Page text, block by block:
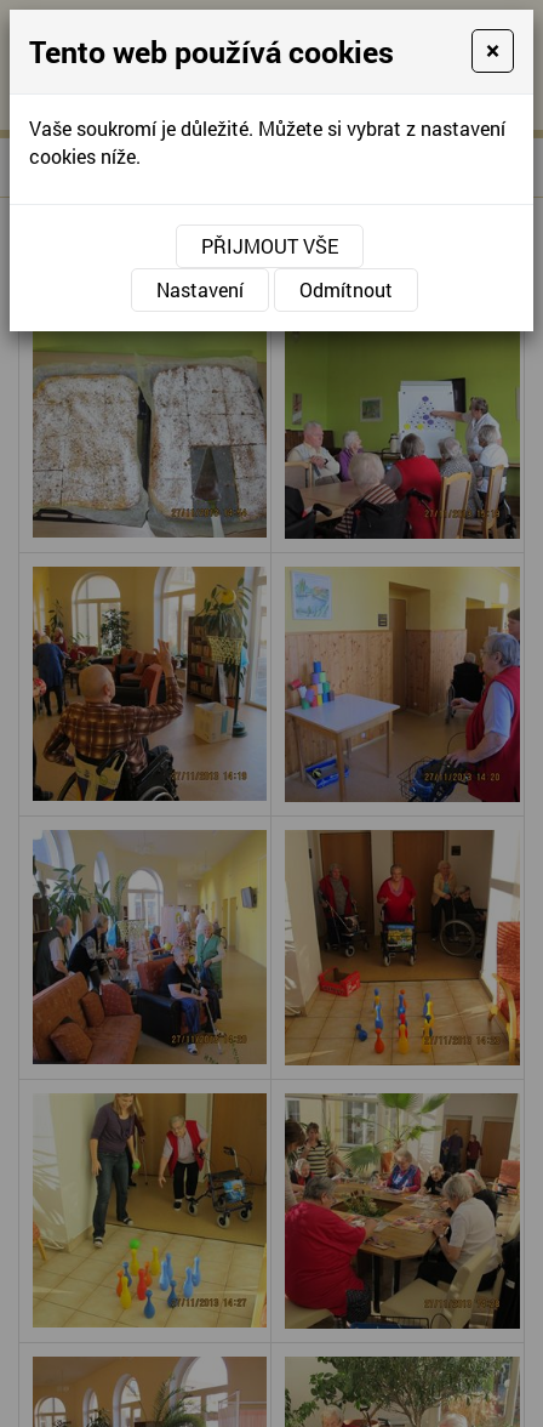
+420info@domov-
Úvodní stránka
ODPOLEDNE PLNÉ HER
Tento web používá cookies ×
Vaše soukromí je důležité. Můžete si vybrat z nastavení
cookies níže.
PŘIJMOUT VŠE
Nastavení
Odmítnout